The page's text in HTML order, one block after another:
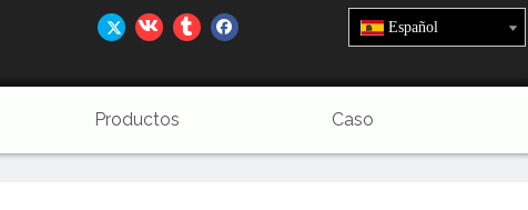
Español
Productos Caso